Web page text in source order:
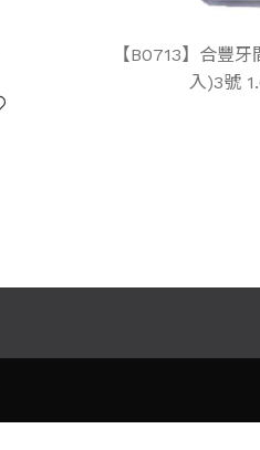
【B0713】合豐
入)3號